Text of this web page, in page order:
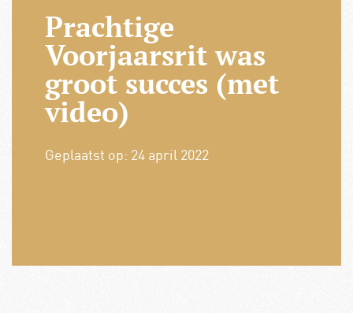
Prachtige
Voorjaarsrit was
groot succes (met
video)
Geplaatst op: 24 april 2022